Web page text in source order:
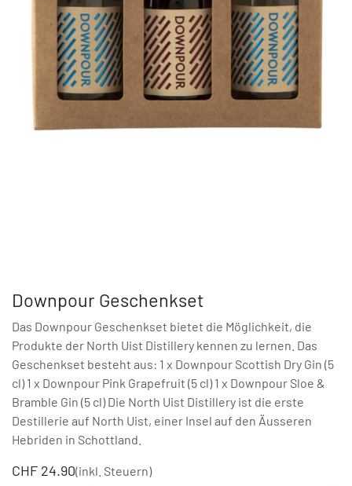
Downpour Geschenkset
Das Downpour Geschenkset bietet die Möglichkeit, die
Produkte der North Uist Distillery kennen zu lernen. Das
Geschenkset besteht aus: 1 x Downpour Scottish Dry Gin (5
cl) 1 x Downpour Pink Grapefruit (5 cl) 1 x Downpour Sloe &
Bramble Gin (5 cl) Die North Uist Distillery ist die erste
Destillerie auf North Uist, einer Insel auf den Äusseren
Hebriden in Schottland.
CHF 24.90(inkl. Steuern)